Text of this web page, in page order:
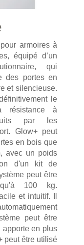
armoires à
équipé d’un
qui
des portes en
et silencieuse.
le
résistance à
par les
Glow+ peut
en bois que
avec un poids
d'un kit de
peut être
100 kg.
et intuitif. Il
peut être
en plus
peut être utilisé